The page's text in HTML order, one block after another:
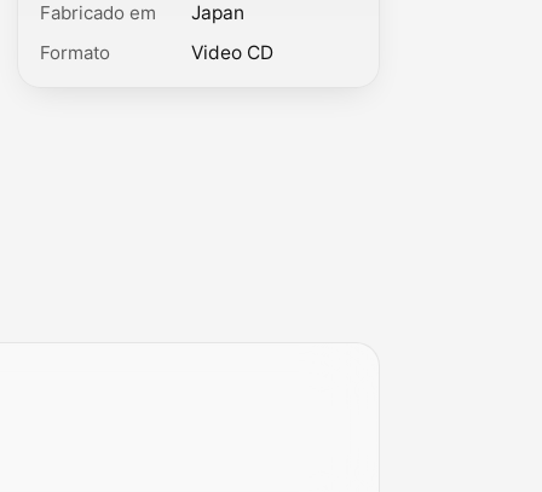
Fabricado em
Japan
Formato
Video CD